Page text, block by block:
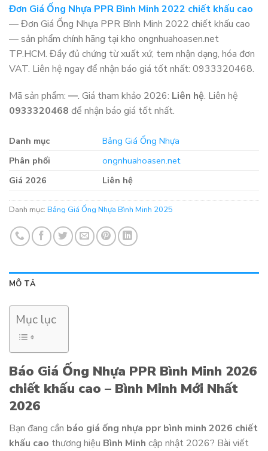
Đơn Giá Ống Nhựa PPR Bình Minh 2022 chiết khấu cao
— Đơn Giá Ống Nhựa PPR Bình Minh 2022 chiết khấu cao
— sản phẩm chính hãng tại kho ongnhuahoasen.net
TP.HCM. Đầy đủ chứng từ xuất xứ, tem nhận dạng, hóa đơn
VAT. Liên hệ ngay để nhận báo giá tốt nhất: 0933320468.
Mã sản phẩm: —. Giá tham khảo 2026: Liên hệ. Liên hệ
0933320468 để nhận báo giá tốt nhất.
Danh mục
Bảng Giá Ống Nhựa
Phân phối
ongnhuahoasen.net
Giá 2026
Liên hệ
Danh mục: Bảng Giá Ống Nhựa Bình Minh 2025
MÔ TẢ
Mục lục
Báo Giá Ống Nhựa PPR Bình Minh 2026
chiết khấu cao – Bình Minh Mới Nhất
2026
Bạn đang cần báo giá ống nhựa ppr bình minh 2026 chiết
khấu cao thương hiệu Bình Minh cập nhật 2026? Bài viết